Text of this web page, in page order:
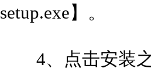
setup.exe】。
4、点击安装之